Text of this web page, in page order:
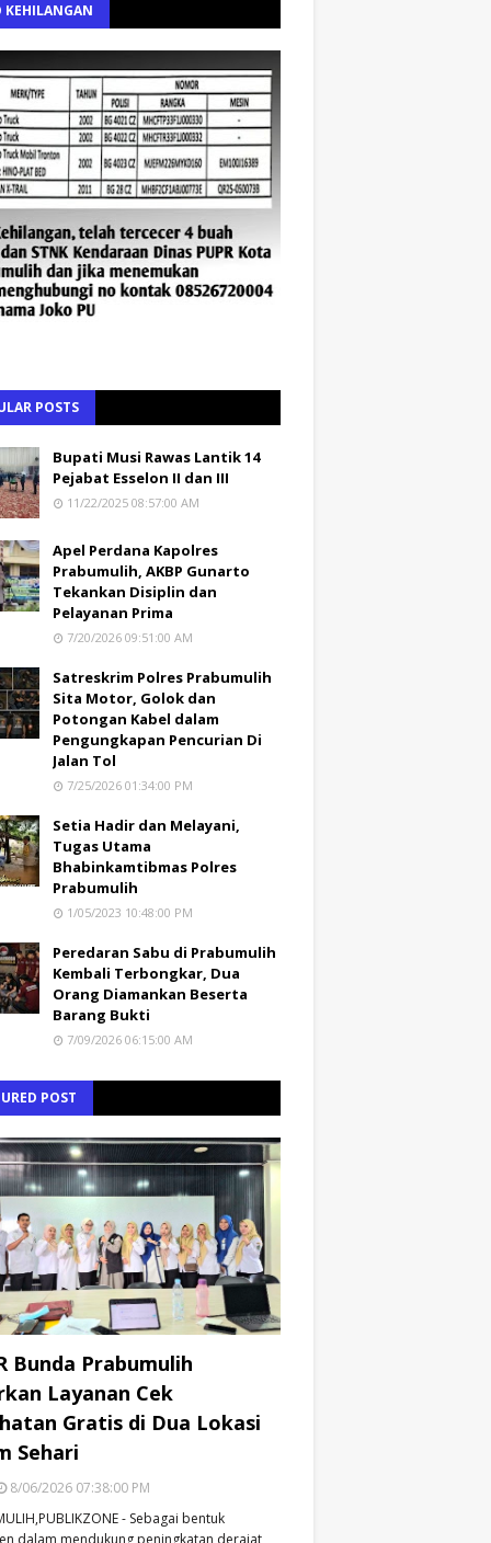
KEHILANGAN
POSTS
Bupati Musi Rawas Lantik 14
Pejabat Esselon II dan III
11/22/2025 08:57:00 AM
Apel Perdana Kapolres
Prabumulih, AKBP Gunarto
Tekankan Disiplin dan
Pelayanan Prima
7/20/2026 09:51:00 AM
Satreskrim Polres Prabumulih
Sita Motor, Golok dan
Potongan Kabel dalam
Pengungkapan Pencurian Di
Jalan Tol
7/25/2026 01:34:00 PM
Setia Hadir dan Melayani,
Tugas Utama
Bhabinkamtibmas Polres
Prabumulih
1/05/2023 10:48:00 PM
Peredaran Sabu di Prabumulih
Kembali Terbongkar, Dua
Orang Diamankan Beserta
Barang Bukti
7/09/2026 06:15:00 AM
POST
Bunda Prabumulih
Layanan Cek
Gratis di Dua Lokasi
Sehari
8/06/2026 07:38:00 PM
- Sebagai bentuk
dalam mendukung peningkatan derajat